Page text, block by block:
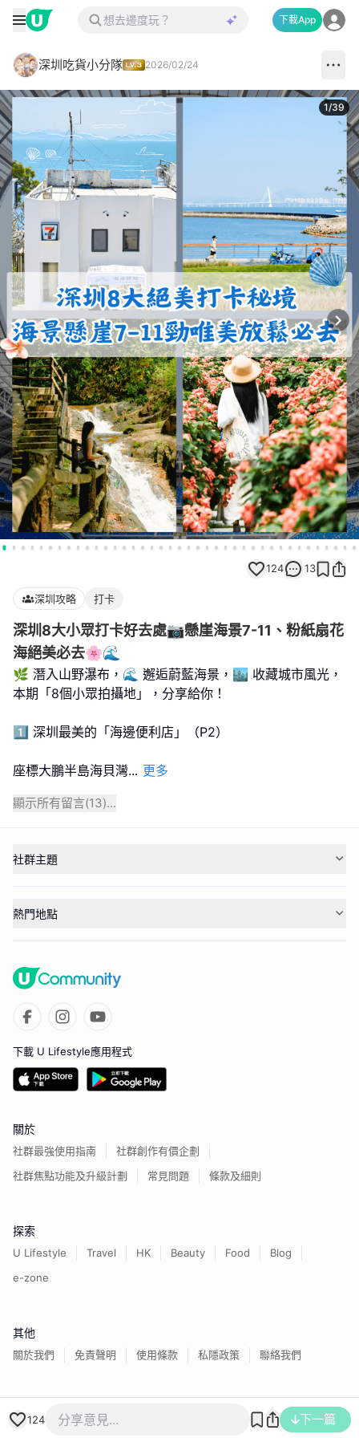
下載App
深圳吃貨小分隊 2026/02/24
1/39
124 13
深圳攻略 打卡
深圳8大小眾打卡好去處📷懸崖海景7-11、粉紙扇花
海絕美必去🌸🌊
🌿 潛入山野瀑布，🌊 邂逅蔚藍海景，🏙 收藏城市風光，
本期「8個小眾拍攝地」，分享給你！
1️⃣ 深圳最美的「海邊便利店」（P2）
座標大鵬半島海貝灣... 更多
顯示所有留言(13)...
124 下一篇
社群主題
熱門地點
下載 U Lifestyle應用程式
關於
社群最強使用指南
社群創作有價企劃
社群焦點功能及升級計劃
常見問題 條款及細則
探索
U Lifestyle Travel HK Beauty Food
Blog
e-zone
其他
關於我們 免責聲明 使用條款 私隱政策 聯絡我們
香港經濟日報版權所有©